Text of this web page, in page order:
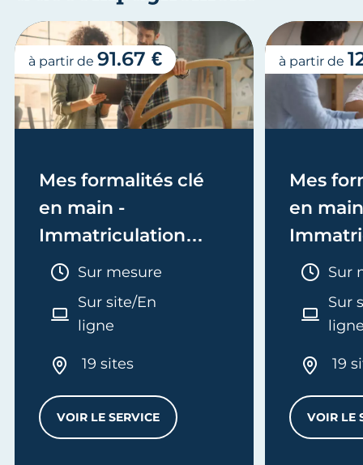
Mes formalités clé
en main -
Immatriculation
(EI/Micro-entreprise
Durée :
Sur mesure
Sur site/En
ligne
19 sites
VOIR LE SERVICEMES FORMALITÉS CLÉ EN MAIN -
à partir de 91.67 €
Mes
en
Sur
Sur
19
VOIR LE
à partir de